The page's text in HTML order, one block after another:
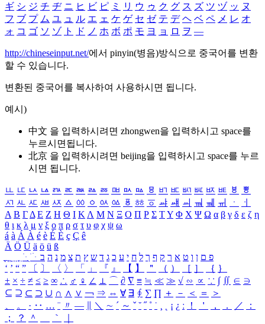
ギ シ ジ チ ヂ ニ ヒ ビ ピ ミ リ ウ ゥ ク グ ス ズ ツ ヅ ッ ヌ
フ ブ プ ム ユ ュ ル エ ェ ケ ゲ セ ゼ テ デ ヘ ベ ペ メ レ オ
ォ コ ゴ ソ ゾ ト ド ノ ホ ボ ポ モ ヨ ョ ロ ヲ ―
http://chineseinput.net/에서 pinyin(병음)방식으로 중국어를 변환
할 수 있습니다.
변환된 중국어를 복사하여 사용하시면 됩니다.
예시)
中文 을 입력하시려면 zhongwen을 입력하시고 space를
누르시면됩니다.
北京 을 입력하시려면 beijing을 입력하시고 space를 누르
시면 됩니다.
ㅥ ㅦ ㅧ ㅨ ㅩ ㅪ ㅫ ㅬ ㅭ ㅮ ㅯ ㅰ ㅱ ㅲ ㅳ ㅴ ㅵ ㅶ ㅷ ㅸ
ㅹ
ㅺ ㅻ ㅼ ㅽ ㅾ ㅿ ㆀ ㆁ ㆂ ㆃ ㆄ ㆅ ㆆ ㆇ ㆈ ㆉ ㆊ ㆋ ㆌ ㆍ
ㆎ
Α Β ΓΔ Ε Ζ Η Θ Ι ΚΛ Μ Ν Ξ Ο Π Ρ Σ ΤΥ Φ Χ Ψ Ω α β γ δ ε ζ η
θ ι κ λ μ ν ξ ο π ρ σ τ υ φ χ ψ ω
á à Á À é è É È ç Ç ê
Ä Ö Ü ä ö ü ß
ִֶֹ ֻּ ׁׂ פ ם ן ו ט א ר ק ף ך ל ח י ע כ ג ד ש ץ ת צ מ נ ה ב
‘ ’ “ ” 〔 〕 〈 〉 「 」 『 』 【 】 ＂ （ ） ［ ］ ｛ ｝
± × ÷ ≠ ≤ ≥ ∞ ∴ ♂ ♀ ∠ ⊥ ⌒ ∂ ∇ ≡ ≒ ≪ ≫ √ ∽ ∝ ∵ ∫ ∬ ∈ ∋
⊆ ⊇ ⊂ ⊃ ∪ ∩ ∧ ∨ ￢ ⇒ ⇔ ∀ ∃ ∮ ∑ ∏ ＋ － ＜ ＝
＞
、
。 · ‥ … ¨ 〃 ― ＼ ∼ ´ ～ ˇ ˘ ˝ ˚ ˙ ¸ ¡ ¿ ː ！ ＇ ， ． ／
：
；
？ ＾ ｀